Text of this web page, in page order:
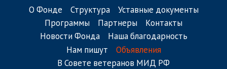
О Фонде Структура
Уставные документы
Программы
Партнеры
Контакты
Новости Фонда
Наша благодарность
Нам пишут
Объявления
В Совете ветеранов МИД РФ